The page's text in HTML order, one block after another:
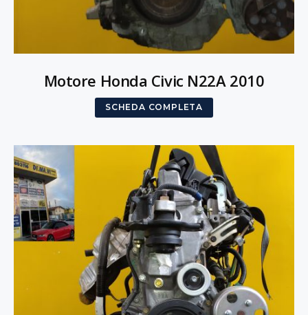
Motore Honda Civic N22A 2010
SCHEDA COMPLETA